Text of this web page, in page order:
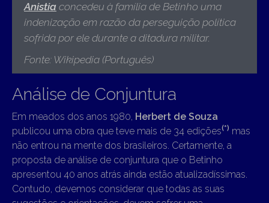
Anistia concedeu à família de Betinho uma
indenização em razão da perseguição política
sofrida por ele durante a ditadura militar.
Fonte: Wikipedia (Português)
Análise de Conjuntura
Em meados dos anos 1980, Herbert de Souza
publicou uma obra que teve mais de 34 edições(*) mas
não entrou na mente dos brasileiros. Certamente, a
proposta de análise de conjuntura que o Betinho
apresentou 40 anos atrás ainda estão atualizadíssimas.
Contudo, devemos considerar que todas as suas